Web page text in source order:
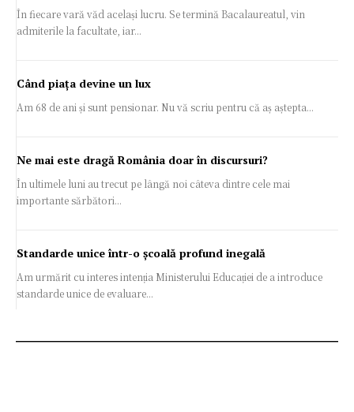
În fiecare vară văd același lucru. Se termină Bacalaureatul, vin
admiterile la facultate, iar...
Când piața devine un lux
Am 68 de ani și sunt pensionar. Nu vă scriu pentru că aș aștepta...
Ne mai este dragă România doar în discursuri?
În ultimele luni au trecut pe lângă noi câteva dintre cele mai
importante sărbători...
Standarde unice într-o școală profund inegală
Am urmărit cu interes intenția Ministerului Educației de a introduce
standarde unice de evaluare...